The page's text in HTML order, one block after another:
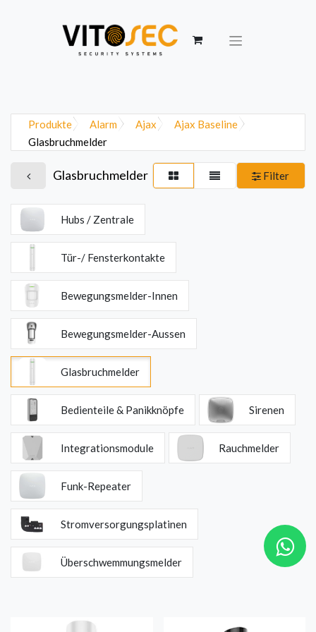
Produkte Alarm Ajax
Ajax Baseline
Glasbruchmelder
Glasbruchmelder Filter
Hubs / Zentrale
Tür-/ Fensterkontakte
Bewegungsmelder-Innen
Bewegungsmelder-Aussen
Glasbruchmelder
Bedienteile & Panikknöpfe Sirenen
Integrationsmodule Rauchmelder
Funk-Repeater
Stromversorgungsplatinen
Überschwemmungsmelder